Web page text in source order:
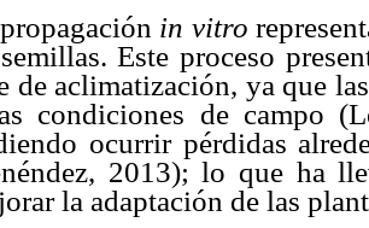
in vitro
Este proceso
de aclimatización, ya que
condiciones de campo
ocurrir pérdidas
2013); lo que ha
la adaptación de las